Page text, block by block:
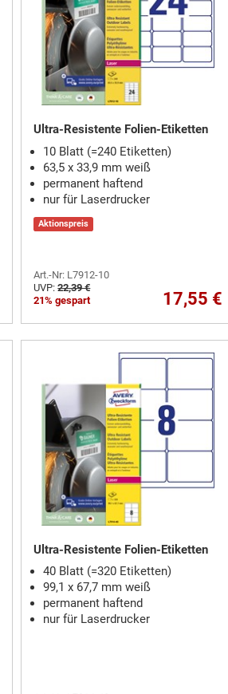
Ultra-Resistente Folien-Etiketten
10 Blatt (=240 Etiketten)
63,5 x 33,9 mm weiß
permanent haftend
nur für Laserdrucker
Aktionspreis
Art.-Nr: L7912-10
UVP:22,39 €
21% gespart
17,55 €
Ultra-Resistente Folien-Etiketten
40 Blatt (=320 Etiketten)
99,1 x 67,7 mm weiß
permanent haftend
nur für Laserdrucker